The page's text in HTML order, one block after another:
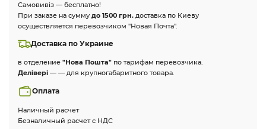
Самовивіз — бесплатно!
При заказе на сумму до 1500 грн. доставка по Киеву
осуществляется перевозчиком "Новая Почта".
Доставка по Украине
в отделение "Нова Пошта" по тарифам перевозчика.
Делівері — — для крупногабаритного товара.
Оплата
Наличный расчет
Безналичный расчет с НДС